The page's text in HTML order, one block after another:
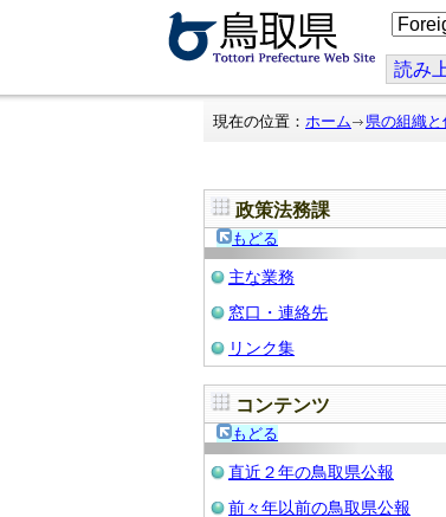
こ
の
ジ
を
翻
読み
現在の位置： ホーム 県の組織と
政策法務課
もどる
主な業務
窓口・連絡先
リンク集
コンテンツ
もどる
直近２年の鳥取県公報
前々年以前の鳥取県公報